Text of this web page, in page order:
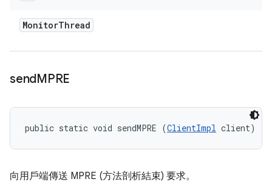
MonitorThread
sendMPRE
public static void sendMPRE (ClientImpl client)
向用戶端傳送 MPRE (方法剖析結束) 要求。